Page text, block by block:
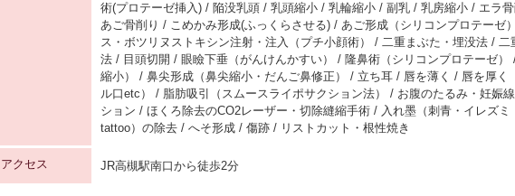
術(プロテーゼ挿入) / 陥没乳頭 / 乳頭縮小 / 乳輪縮小 / 副乳 / 乳房縮小 / エラ
あご骨削り / こめかみ形成(ふっくらさせる) / あご形成（シリコンプロテーゼ
ス・ボツリヌストキシン注射・注入（プチ小顔術） / 二重まぶた・埋没法 / 二
法 / 目頭切開 / 眼瞼下垂（がんけんかすい） / 隆鼻術（シリコンプロテーゼ）
縮小） / 鼻尖形成（鼻尖縮小・だんご鼻修正） / 立ち耳 / 唇を薄く / 唇を厚く
ル口etc） / 脂肪吸引（スムースライポサクション法） / お腹のたるみ・妊娠
ション / ほくろ除去のCO2レーザー・切除縫縮手術 / 入れ墨（刺青・イレズミ
tattoo）の除去 / へそ形成 / 傷跡 / リストカット・根性焼き
アクセス JR高槻駅南口から徒歩2分